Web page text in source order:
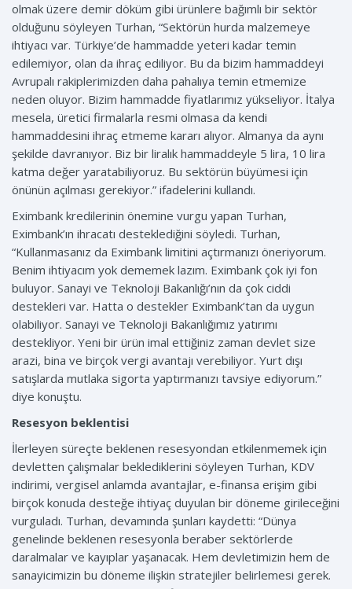
olmak üzere demir döküm gibi ürünlere bağımlı bir sektör
olduğunu söyleyen Turhan, “Sektörün hurda malzemeye
ihtiyacı var. Türkiye’de hammadde yeteri kadar temin
edilemiyor, olan da ihraç ediliyor. Bu da bizim hammaddeyi
Avrupalı rakiplerimizden daha pahalıya temin etmemize
neden oluyor. Bizim hammadde fiyatlarımız yükseliyor. İtalya
mesela, üretici firmalarla resmi olmasa da kendi
hammaddesini ihraç etmeme kararı alıyor. Almanya da aynı
şekilde davranıyor. Biz bir liralık hammaddeyle 5 lira, 10 lira
katma değer yaratabiliyoruz. Bu sektörün büyümesi için
önünün açılması gerekiyor.” ifadelerini kullandı.
Eximbank kredilerinin önemine vurgu yapan Turhan,
Eximbank’ın ihracatı desteklediğini söyledi. Turhan,
“Kullanmasanız da Eximbank limitini açtırmanızı öneriyorum.
Benim ihtiyacım yok dememek lazım. Eximbank çok iyi fon
buluyor. Sanayi ve Teknoloji Bakanlığı’nın da çok ciddi
destekleri var. Hatta o destekler Eximbank’tan da uygun
olabiliyor. Sanayi ve Teknoloji Bakanlığımız yatırımı
destekliyor. Yeni bir ürün imal ettiğiniz zaman devlet size
arazi, bina ve birçok vergi avantajı verebiliyor. Yurt dışı
satışlarda mutlaka sigorta yaptırmanızı tavsiye ediyorum.”
diye konuştu.
Resesyon beklentisi
İlerleyen süreçte beklenen resesyondan etkilenmemek için
devletten çalışmalar beklediklerini söyleyen Turhan, KDV
indirimi, vergisel anlamda avantajlar, e-finansa erişim gibi
birçok konuda desteğe ihtiyaç duyulan bir döneme girileceğini
vurguladı. Turhan, devamında şunları kaydetti: “Dünya
genelinde beklenen resesyonla beraber sektörlerde
daralmalar ve kayıplar yaşanacak. Hem devletimizin hem de
sanayicimizin bu döneme ilişkin stratejiler belirlemesi gerek.